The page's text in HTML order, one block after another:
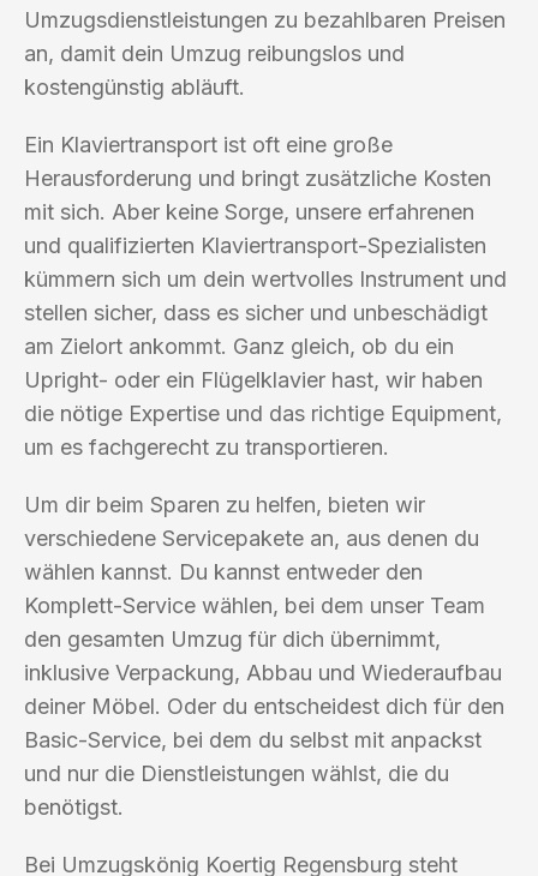
Umzugsdienstleistungen zu bezahlbaren Preisen
an, damit dein Umzug reibungslos und
kostengünstig abläuft.
Ein Klaviertransport ist oft eine große
Herausforderung und bringt zusätzliche Kosten
mit sich. Aber keine Sorge, unsere erfahrenen
und qualifizierten Klaviertransport-Spezialisten
kümmern sich um dein wertvolles Instrument und
stellen sicher, dass es sicher und unbeschädigt
am Zielort ankommt. Ganz gleich, ob du ein
Upright- oder ein Flügelklavier hast, wir haben
die nötige Expertise und das richtige Equipment,
um es fachgerecht zu transportieren.
Um dir beim Sparen zu helfen, bieten wir
verschiedene Servicepakete an, aus denen du
wählen kannst. Du kannst entweder den
Komplett-Service wählen, bei dem unser Team
den gesamten Umzug für dich übernimmt,
inklusive Verpackung, Abbau und Wiederaufbau
deiner Möbel. Oder du entscheidest dich für den
Basic-Service, bei dem du selbst mit anpackst
und nur die Dienstleistungen wählst, die du
benötigst.
Bei Umzugskönig Koertig Regensburg steht